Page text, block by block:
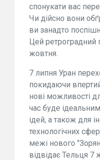
спонукати вас
Чи дійсно вони
ви занадто
Цей ретроградний
жовтня.
7 липня Уран
покидаючи
нові можливості
час буде
ідей, а також для
технологічних
межі нового
відвідає Тельця 7